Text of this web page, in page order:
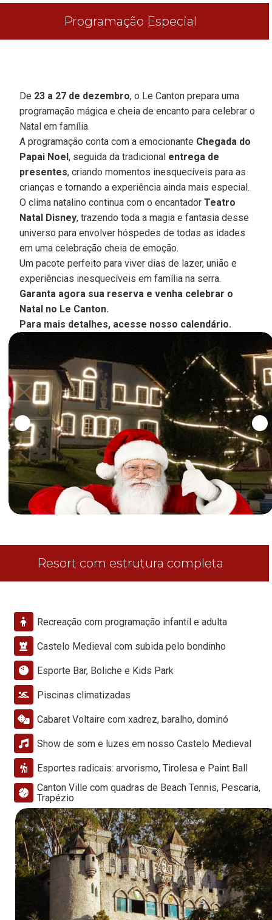
Programação Especial
De 23 a 27 de dezembro, o Le Canton prepara uma
programação mágica e cheia de encanto para celebrar o
Natal em família.
A programação conta com a emocionante Chegada do
Papai Noel, seguida da tradicional entrega de
presentes, criando momentos inesquecíveis para as
crianças e tornando a experiência ainda mais especial.
O clima natalino continua com o encantador Teatro
Natal Disney, trazendo toda a magia e fantasia desse
universo para envolver hóspedes de todas as idades
em uma celebração cheia de emoção.
Um pacote perfeito para viver dias de lazer, união e
experiências inesquecíveis em família na serra.
Garanta agora sua reserva e venha celebrar o
Natal no Le Canton.
Para mais detalhes, acesse nosso calendário.
Resort com estrutura completa
Recreação com programação infantil e adulta
Castelo Medieval com subida pelo bondinho
Esporte Bar, Boliche e Kids Park
Piscinas climatizadas
Cabaret Voltaire com xadrez, baralho, dominó
Show de som e luzes em nosso Castelo Medieval
Esportes radicais: arvorismo, Tirolesa e Paint Ball
Canton Ville com quadras de Beach Tennis, Pescaria,
Trapézio